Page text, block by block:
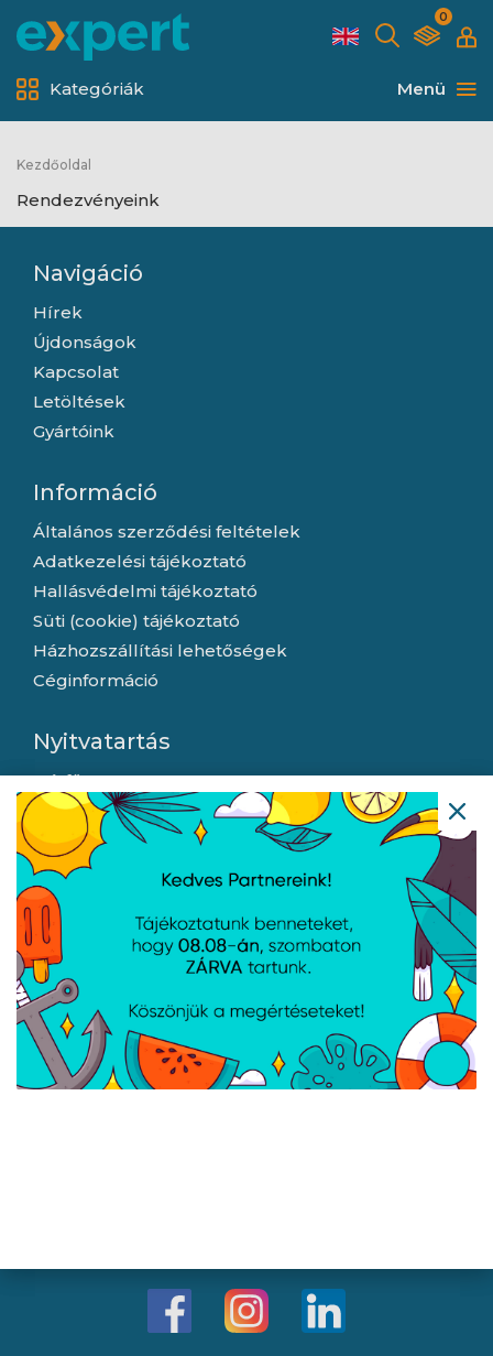
0
Menü
Kategóriák
Kezdőoldal
Rendezvényeink
Navigáció
Hírek
Újdonságok
Kapcsolat
Letöltések
Gyártóink
Információ
Általános szerződési feltételek
Adatkezelési tájékoztató
Hallásvédelmi tájékoztató
Süti (cookie) tájékoztató
Házhozszállítási lehetőségek
Céginformáció
Nyitvatartás
Hétfő:
Kedd:
Szerda:
Csütörtök:
Péntek:
Garancia (P):
8:00 - 16:30
8:00 - 16:30
8:00 - 16:30
8:00 - 16:30
8:00 - 13:00
Kapcsolat
Iroda/ügyfélszolgálat:
1043 Budapest, Aradi utca 16-20.